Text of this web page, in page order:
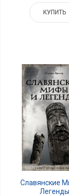
КУПИТЬ
Славянские
Легенды